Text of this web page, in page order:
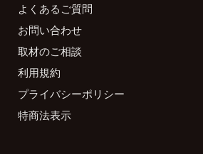
よくあるご質問
お問い合わせ
取材のご相談
利用規約
プライバシーポリシー
特商法表示